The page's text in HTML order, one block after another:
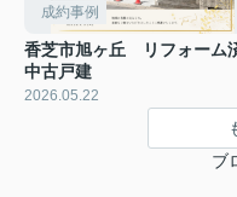
成約事例
香芝市旭ヶ丘 リフォーム
中古戸建
2026.05.22
ブ